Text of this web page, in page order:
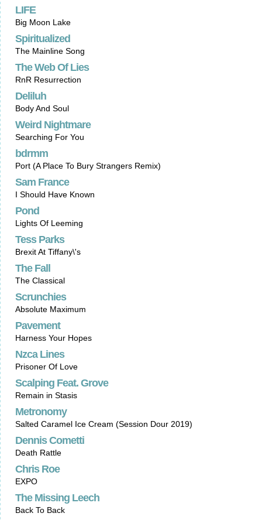
LIFE
Big Moon Lake
Spiritualized
The Mainline Song
The Web Of Lies
RnR Resurrection
Deliluh
Body And Soul
Weird Nightmare
Searching For You
bdrmm
Port (A Place To Bury Strangers Remix)
Sam France
I Should Have Known
Pond
Lights Of Leeming
Tess Parks
Brexit At Tiffany\'s
The Fall
The Classical
Scrunchies
Absolute Maximum
Pavement
Harness Your Hopes
Nzca Lines
Prisoner Of Love
Scalping Feat. Grove
Remain in Stasis
Metronomy
Salted Caramel Ice Cream (Session Dour 2019)
Dennis Cometti
Death Rattle
Chris Roe
EXPO
The Missing Leech
Back To Back